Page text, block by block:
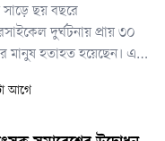
সাড়ে ছয় বছরে
দুর্ঘটনায় প্রায় ৩০
মানুষ হতাহত হয়েছেন। এর
হাজার ১৪৩ জন আহত
আগে